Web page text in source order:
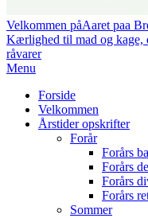
Velkommen påAaret paa
Kærlighed til mad og kage,
råvarer
Primary
Menu
Menu
Forside
Velkommen
Årstider opskrifter
Forår
Forårs
Forårs
Forårs
Forårs
Sommer